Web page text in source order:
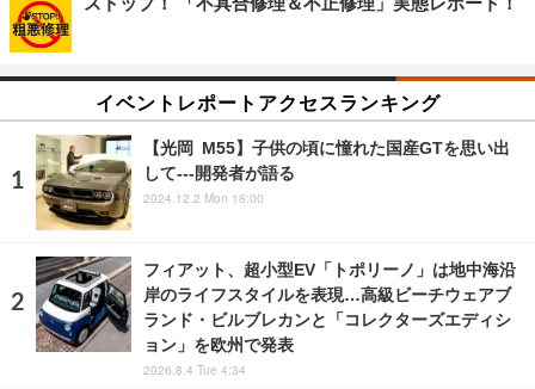
イベントレポートアクセスランキング
【光岡 M55】子供の頃に憧れた国産GTを思い出
して---開発者が語る
2024.12.2 Mon 18:00
フィアット、超小型EV「トポリーノ」は地中海沿
岸のライフスタイルを表現…高級ビーチウェアブ
ランド・ビルブレカンと「コレクターズエディシ
ョン」を欧州で発表
2026.8.4 Tue 4:34